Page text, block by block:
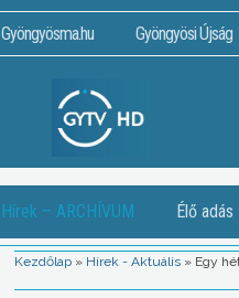
Gyöngyösma.hu Gyöngyösi Újság
Hírek – ARCHÍVUM Élő adás
Kezdőlap » Hírek - Aktuális » Egy